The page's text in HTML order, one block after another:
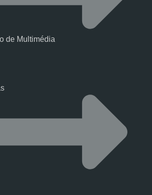
de Multimédia